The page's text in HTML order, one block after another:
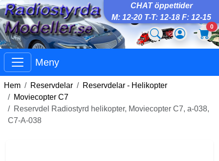
CHAT öppettider
M: 12-20 T-T: 12-18 F: 12-15
0
Meny
Hem Reservdelar
Reservdelar - Helikopter
Moviecopter C7
Reservdel Radiostyrd helikopter, Moviecopter C7, a-038,
C7-A-038